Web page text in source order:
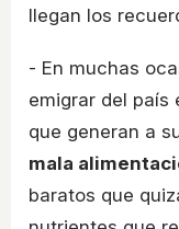
llegan los
- En muchas
emigrar del país
que generan a
mala
baratos que